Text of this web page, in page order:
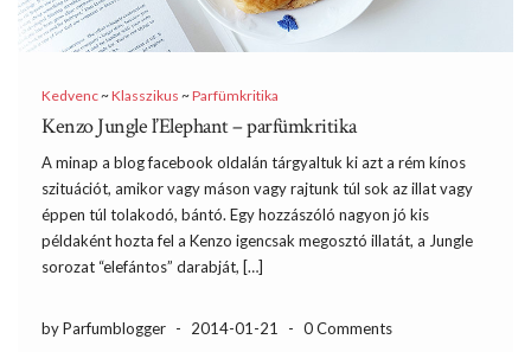
Kedvenc~Klasszikus ~Parfümkritika
Kenzo Jungle l’Elephant – parfümkritika
A minap a blog facebook oldalán tárgyaltuk ki azt a rém kínos
szituációt, amikor vagy máson vagy rajtunk túl sok az illat vagy
éppen túl tolakodó, bántó. Egy hozzászóló nagyon jó kis
példaként hozta fel a Kenzo igencsak megosztó illatát, a Jungle
sorozat “elefántos” darabját, […]
by Parfumblogger - 2014-01-21 - 0 Comments